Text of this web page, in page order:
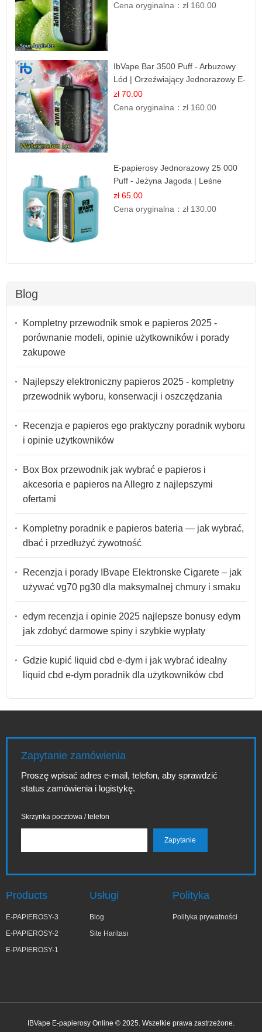
Cena oryginalna：zł 160.00
IbVape Bar 3500 Puff - Arbuzowy
Lód | Orzeźwiający Jednorazowy E-
papieros
zł 70.00
Cena oryginalna：zł 160.00
E-papierosy Jednorazowy 25 000
Puff - Jeżyna Jagoda | Leśne
Owoce
zł 65.00
Cena oryginalna：zł 130.00
Blog
Kompletny przewodnik smok e papieros 2025 -
porównanie modeli, opinie użytkowników i porady
zakupowe
Najlepszy elektroniczny papieros 2025 - kompletny
przewodnik wyboru, konserwacji i oszczędzania
Recenzja e papieros ego praktyczny poradnik wyboru
i opinie użytkowników
Box Box przewodnik jak wybrać e papieros i
akcesoria e papieros na Allegro z najlepszymi
ofertami
Kompletny poradnik e papieros bateria — jak wybrać,
dbać i przedłużyć żywotność
Recenzja i porady IBvape Elektronske Cigarete – jak
używać vg70 pg30 dla maksymalnej chmury i smaku
edym recenzja i opinie 2025 najlepsze bonusy edym
jak zdobyć darmowe spiny i szybkie wypłaty
Gdzie kupić liquid cbd e-dym i jak wybrać idealny
liquid cbd e-dym poradnik dla użytkowników cbd
Zapytanie zamówienia
Proszę wpisać adres e-mail, telefon, aby sprawdzić
status zamówienia i logistykę.
Skrzynka pocztowa / telefon
Products
E-PAPIEROSY-3
E-PAPIEROSY-2
E-PAPIEROSY-1
Usługi
Blog
Site Haritası
Polityka
Polityka prywatności
IBVape E-papierosy Online © 2025. Wszelkie prawa zastrzeżone.
✕
Ma***a